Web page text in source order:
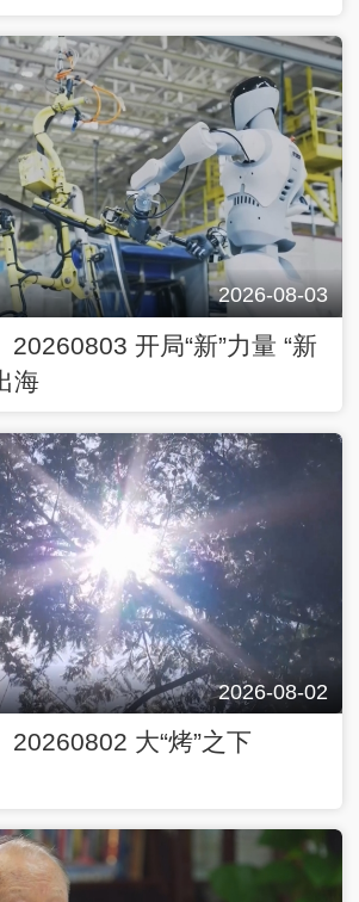
2026-08-03
20260803 开局“新”力量 “新
海
2026-08-02
20260802 大“烤”之下